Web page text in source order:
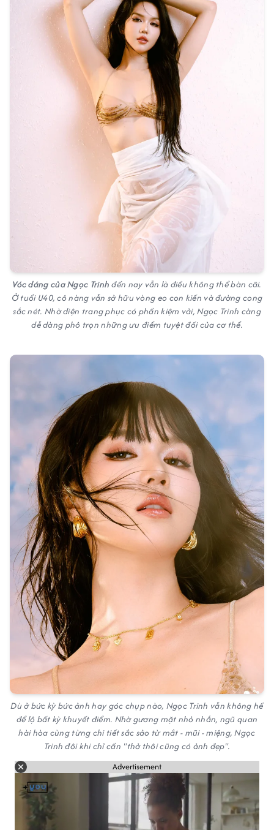
Vóc dáng của Ngọc Trinh đến nay vẫn là điều không thể bàn cãi.
Ở tuổi U40, cô nàng vẫn sở hữu vòng eo con kiến và đường cong
sắc nét. Nhờ diện trang phục có phần kiệm vải, Ngọc Trinh càng
dễ dàng phô trọn những ưu điểm tuyệt đối của cơ thể.
Dù ở bức kỳ bức ảnh hay góc chụp nào, Ngọc Trinh vẫn không hề
để lộ bất kỳ khuyết điểm. Nhờ gương mặt nhỏ nhắn, ngũ quan
hài hòa cùng từng chi tiết sắc sảo từ mắt - mũi - miệng, Ngọc
Trinh đôi khi chỉ cần "thở thôi cũng có ảnh đẹp".
Advertisement